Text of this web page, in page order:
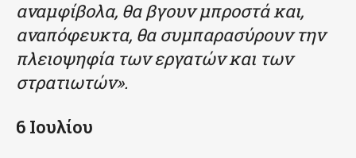
αναμφίβολα, θα βγουν μπροστά και,
αναπόφευκτα, θα συμπαρασύρουν την
πλειοψηφία των εργατών και των
στρατιωτών».
6 Ιουλίου